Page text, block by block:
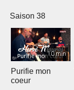
Saison 38
10 min
Purifie mon
coeur